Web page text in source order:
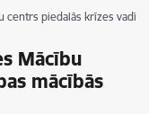
piedalās krīzes
Mācību
mācībās